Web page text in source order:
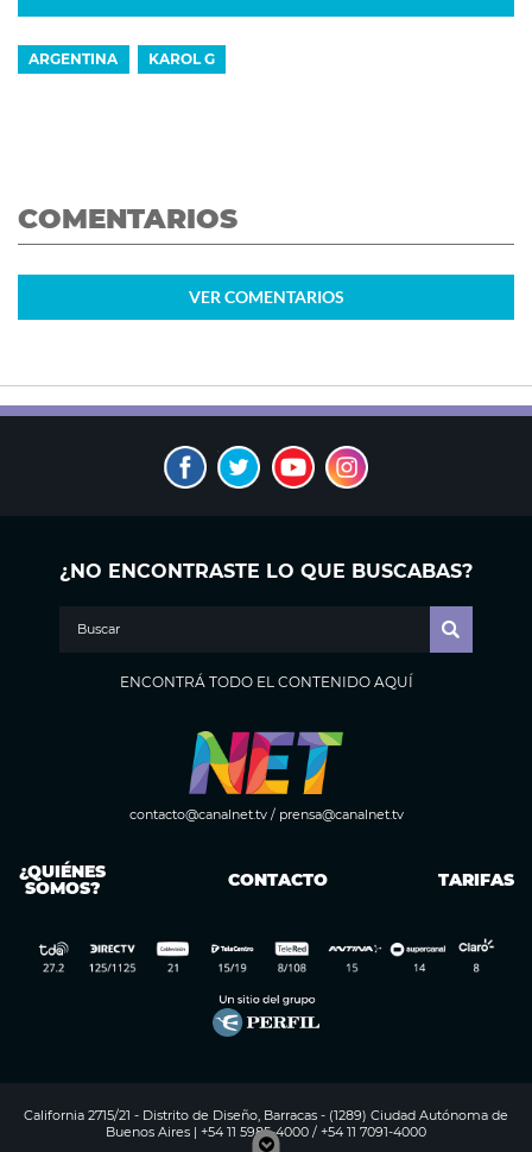
ARGENTINA KAROL G
COMENTARIOS
VER COMENTARIOS
¿NO ENCONTRASTE LO QUE BUSCABAS?
ENCONTRÁ TODO EL CONTENIDO AQUÍ
contacto@canalnet.tv/ prensa@canalnet.tv
¿QUIÉNES
SOMOS? CONTACTO TARIFAS
California 2715/21 - Distrito de Diseño, Barracas - (1289) Ciudad Autónoma de
Buenos Aires | +54 11 5985-4000 / +54 11 7091-4000